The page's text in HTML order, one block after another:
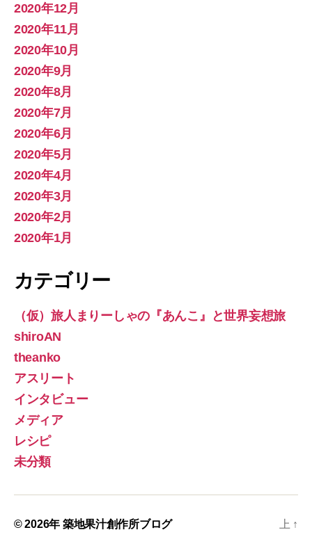
2020年12月
2020年11月
2020年10月
2020年9月
2020年8月
2020年7月
2020年6月
2020年5月
2020年4月
2020年3月
2020年2月
2020年1月
カテゴリー
（仮）旅人まりーしゃの『あんこ』と世界妄想旅
shiroAN
theanko
アスリート
インタビュー
メディア
レシピ
未分類
© 2026年 築地果汁創作所ブログ 上 ↑